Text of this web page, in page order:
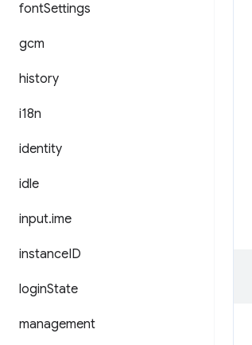
fontSettings
gcm
history
i18n
identity
idle
input.ime
instanceID
loginState
management